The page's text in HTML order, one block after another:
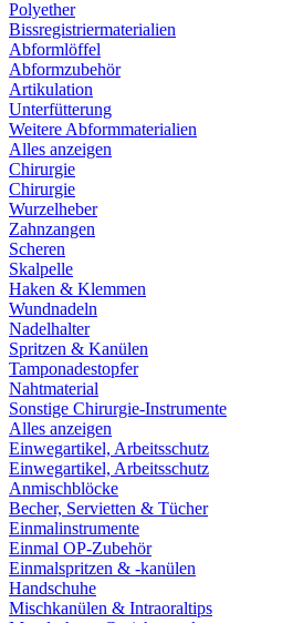
Polyether
Bissregistriermaterialien
Abformlöffel
Abformzubehör
Artikulation
Unterfütterung
Weitere Abformmaterialien
Alles anzeigen
Chirurgie
Chirurgie
Wurzelheber
Zahnzangen
Scheren
Skalpelle
Haken & Klemmen
Wundnadeln
Nadelhalter
Spritzen & Kanülen
Tamponadestopfer
Nahtmaterial
Sonstige Chirurgie-Instrumente
Alles anzeigen
Einwegartikel, Arbeitsschutz
Einwegartikel, Arbeitsschutz
Anmischblöcke
Becher, Servietten & Tücher
Einmalinstrumente
Einmal OP-Zubehör
Einmalspritzen & -kanülen
Handschuhe
Mischkanülen & Intraoraltips